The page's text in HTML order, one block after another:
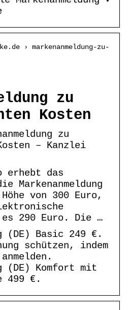
› markenanmeldung-zu-
zu
Kosten
zu
– Kanzlei
erhebt das
Markenanmeldung
von 300 Euro,
es 290 Euro. Die …
(DE) Basic 249 €.
schützen, indem
(DE) Komfort mit
499 €.